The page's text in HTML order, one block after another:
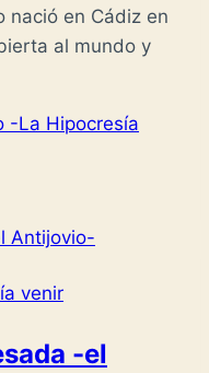
nació en Cádiz en
al mundo y
-La Hipocresía
venir
-el